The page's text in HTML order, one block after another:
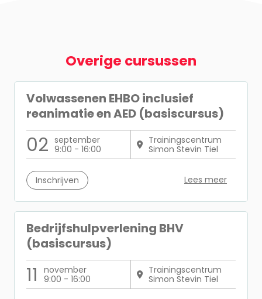
Overige cursussen
Volwassenen EHBO inclusief
reanimatie en AED (basiscursus)
02 september
9:00 - 16:00
Trainingscentrum
Simon Stevin Tiel
Inschrijven Lees meer
Bedrijfshulpverlening BHV
(basiscursus)
11
november
9:00 - 16:00
Trainingscentrum
Simon Stevin Tiel